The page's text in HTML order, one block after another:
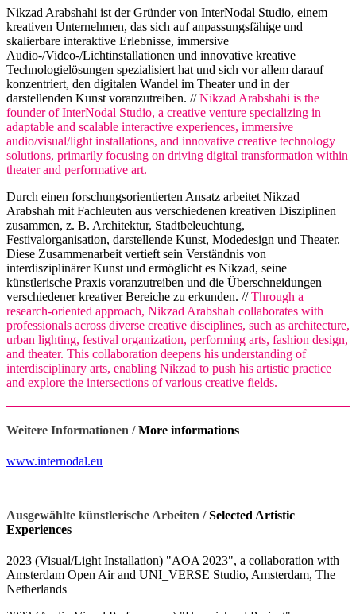
Nikzad Arabshahi ist der Gründer von InterNodal Studio, einem
kreativen Unternehmen, das sich auf anpassungsfähige und
skalierbare interaktive Erlebnisse, immersive
Audio-/Video-/Lichtinstallationen und innovative kreative
Technologielösungen spezialisiert hat und sich vor allem darauf
konzentriert, den digitalen Wandel im Theater und in der
darstellenden Kunst voranzutreiben. //Nikzad Arabshahi is the
founder of InterNodal Studio, a creative venture specializing in
adaptable and scalable interactive experiences, immersive
audio/visual/light installations, and innovative creative technology
solutions, primarily focusing on driving digital transformation within
theater and performative art.
Durch einen forschungsorientierten Ansatz arbeitet Nikzad
Arabshah mit Fachleuten aus verschiedenen kreativen Disziplinen
zusammen, z. B. Architektur, Stadtbeleuchtung,
Festivalorganisation, darstellende Kunst, Modedesign und Theater.
Diese Zusammenarbeit vertieft sein Verständnis von
interdisziplinärer Kunst und ermöglicht es Nikzad, seine
künstlerische Praxis voranzutreiben und die Überschneidungen
verschiedener kreativer Bereiche zu erkunden. //Through a
research-oriented approach, Nikzad Arabshah collaborates with
professionals across diverse creative disciplines, such as architecture,
urban lighting, festival organization, performing arts, fashion design,
and theater. This collaboration deepens his understanding of
interdisciplinary arts, enabling Nikzad to push his artistic practice
and explore the intersections of various creative fields.
Weitere Informationen /More informations
www.internodal.eu
Ausgewählte künstlerische Arbeiten /Selected Artistic
Experiences
2023 (Visual/Light Installation) "AOA 2023", a collaboration with
Amsterdam Open Air and UNI_VERSE Studio, Amsterdam, The
Netherlands